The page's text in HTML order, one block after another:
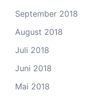
September 2018
August 2018
Juli 2018
Juni 2018
Mai 2018